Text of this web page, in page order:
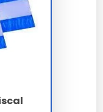
para nota fiscal
de embalagem,
online como a
canguru, evite